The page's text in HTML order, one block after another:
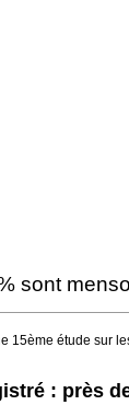
sont
15ème étude sur
: près